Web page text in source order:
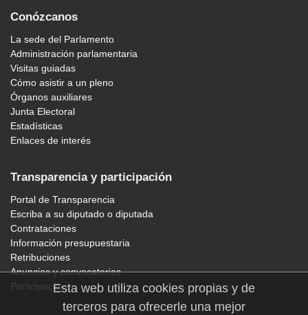
Conózcanos
La sede del Parlamento
Administración parlamentaria
Visitas guiadas
Cómo asistir a un pleno
Órganos auxiliares
Junta Electoral
Estadísticas
Enlaces de interés
Transparencia y participación
Portal de Transparencia
Escriba a su diputado o diputada
Contrataciones
Información presupuestaria
Retribuciones
Anuncios y convocatorias
ParticipaciónEsta web utiliza cookies propias y de
terceros para ofrecerle una mejor